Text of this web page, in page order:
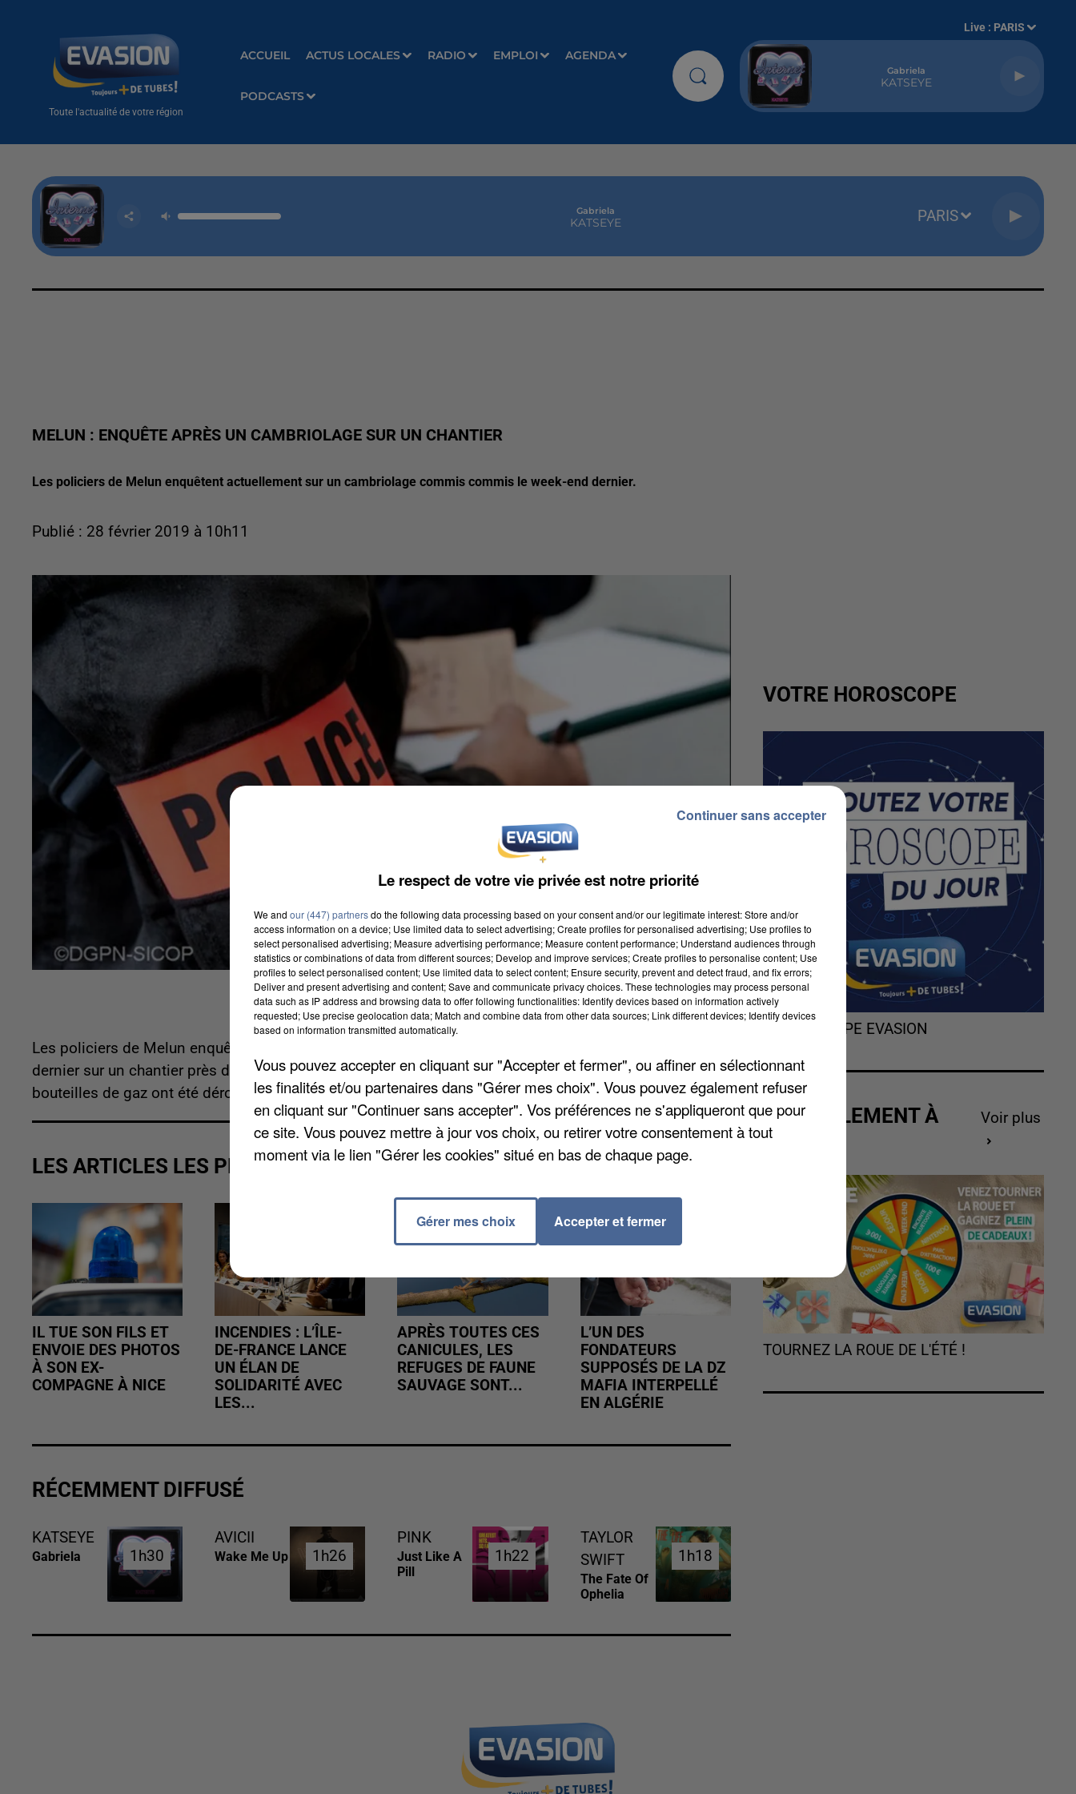
Toute l'actualité de votre région
ACCUEIL ACTUS LOCALES RADIO EMPLOI AGENDA
PODCASTS
Live : PARIS
Gabriela
KATSEYE
Gabriela
KATSEYE PARIS
MELUN : ENQUÊTE APRÈS UN CAMBRIOLAGE SUR UN CHANTIER
Les policiers de Melun enquêtent actuellement sur un cambriolage commis commis le week-end dernier.
Publié : 28 février 2019 à 10h11
Les policiers de Melun enquêtent actuellement sur un cambriolage commis commis le week-end
dernier sur un chantier près de l'aérodrome de Villaroche, à Montereau-sur-le-Jard. Un engin et six
bouteilles de gaz ont été dérobés.
LES ARTICLES LES PLUS VUS
IL TUE SON FILS ET
ENVOIE DES PHOTOS
À SON EX-
COMPAGNE À NICE
INCENDIES : L’ÎLE-
DE-FRANCE LANCE
UN ÉLAN DE
SOLIDARITÉ AVEC
LES...
APRÈS TOUTES CES
CANICULES, LES
REFUGES DE FAUNE
SAUVAGE SONT...
L’UN DES
FONDATEURS
SUPPOSÉS DE LA DZ
MAFIA INTERPELLÉ
EN ALGÉRIE
RÉCEMMENT DIFFUSÉ
KATSEYE
Gabriela 1h30
1h30
AVICII
Wake Me Up 1h26
1h26
PINK
Just Like A
Pill
1h22
1h22
TAYLOR
SWIFT
The Fate Of
Ophelia
1h18
1h18
VOTRE HOROSCOPE
L'HOROSCOPE EVASION
ACTUELLEMENT À
GAGNER
Voir plus
TOURNEZ LA ROUE DE L'ÉTÉ !
Le respect de votre vie privée est notre priorité
We and our (447) partnersdo the following data processing based on your consent and/or our legitimate interest: Store and/or
access information on a device; Use limited data to select advertising; Create profiles for personalised advertising; Use profiles to
select personalised advertising; Measure advertising performance; Measure content performance; Understand audiences through
statistics or combinations of data from different sources; Develop and improve services; Create profiles to personalise content; Use
profiles to select personalised content; Use limited data to select content; Ensure security, prevent and detect fraud, and fix errors;
Deliver and present advertising and content; Save and communicate privacy choices. These technologies may process personal
data such as IP address and browsing data to offer following functionalities: Identify devices based on information actively
requested; Use precise geolocation data; Match and combine data from other data sources; Link different devices; Identify devices
based on information transmitted automatically.
Vous pouvez accepter en cliquant sur "Accepter et fermer", ou affiner en sélectionnant
les finalités et/ou partenaires dans "Gérer mes choix". Vous pouvez également refuser
en cliquant sur "Continuer sans accepter". Vos préférences ne s'appliqueront que pour
ce site. Vous pouvez mettre à jour vos choix, ou retirer votre consentement à tout
moment via le lien "Gérer les cookies" situé en bas de chaque page.
Gérer mes choix Accepter et fermer
Continuer sans accepter